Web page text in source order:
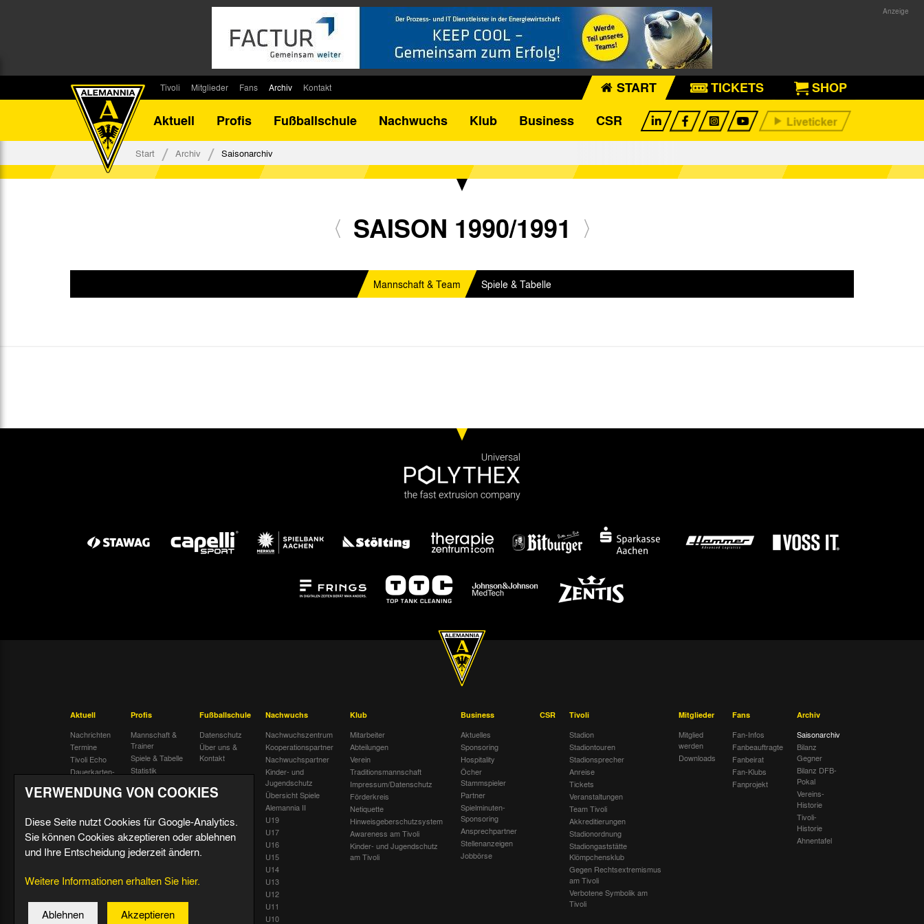
Tivoli
Stadionsprecher
Stadiongaststätte Klömpchensklub
Mitglieder
Kontakt
Fans
Fanbeirat
Fan-Klubs
Archiv
Bilanz DFB-Pokal
Kontakt START TICKETS
SHOP
Aktuell
Profis Fußballschule Nachwuchs Klub Business CSR
Start Archiv Saisonarchiv
SAISON 1990/1991
Mannschaft & Team Spiele & Tabelle
Aktuell
Nachrichten
Termine
Tivoli Echo
Dauerkarten-
Radiostream
Profis
Mannschaft &
Trainer
Spiele & Tabelle
Statistik
Geburtstage
Fußballschule
Datenschutz
Über uns &
Kontakt
Nachwuchs
Nachwuchszentrum
Kooperationspartner
Nachwuchspartner
Kinder- und
Jugendschutz
Übersicht Spiele
Alemannia II
U19
U17
U16
U15
U14
U13
U12
U11
U10
Klub
Mitarbeiter
Abteilungen
Verein
Traditionsmannschaft
Impressum/Datenschutz
Förderkreis
Netiquette
Hinweisgeberschutzsystem
Awareness am Tivoli
Kinder- und Jugendschutz
am Tivoli
Business
Aktuelles
Sponsoring
Hospitality
Öcher
Stammspieler
Partner
Spielminuten-
Sponsoring
Ansprechpartner
Stellenanzeigen
Jobbörse
CSR
Tivoli
Stadion
Stadiontouren
Stadionsprecher
Anreise
Tickets
Veranstaltungen
Team Tivoli
Akkreditierungen
Stadionordnung
Stadiongaststätte
Klömpchensklub
Gegen Rechtsextremismus
am Tivoli
Verbotene Symbolik am
Tivoli
Mitglieder
Mitglied
werden
Downloads
Fans
Fan-Infos
Fanbeauftragte
Fanbeirat
Fan-Klubs
Fanprojekt
Archiv
Saisonarchiv
Bilanz
Gegner
Bilanz DFB-
Pokal
Vereins-
Historie
Tivoli-
Historie
Ahnentafel
VERWENDUNG VON COOKIES
Diese Seite nutzt Cookies für Google-Analytics.
Sie können Cookies akzeptieren oder ablehnen
und Ihre Entscheidung jederzeit ändern.
Weitere Informationen erhalten Sie hier.
Ablehnen Akzeptieren